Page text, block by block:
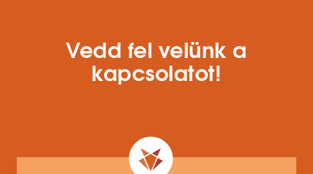
Vedd fel velünk a
kapcsolatot!